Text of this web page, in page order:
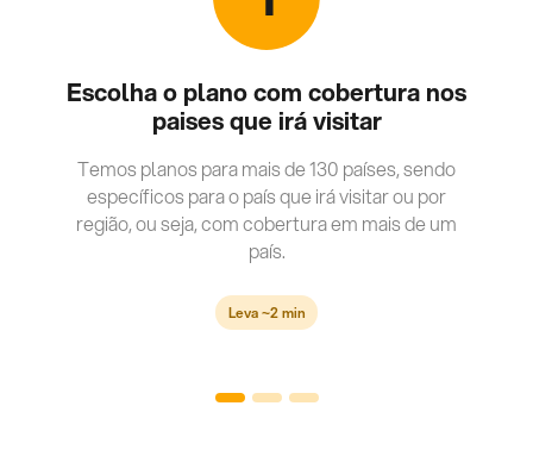
Escolha o plano com cobertura nos
paises que irá visitar
Temos planos para mais de 130 países, sendo
específicos para o país que irá visitar ou por
região, ou seja, com cobertura em mais de um
país.
Leva ~2 min